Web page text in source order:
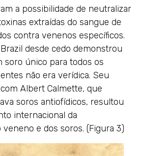
a possibilidade de neutralizar
extraídas do sangue de
contra venenos específicos.
desde cedo demonstrou
soro único para todos os
não era verídica. Seu
Albert Calmette, que
soros antiofídicos, resultou
internacional da
veneno e dos soros. (Figura 3)